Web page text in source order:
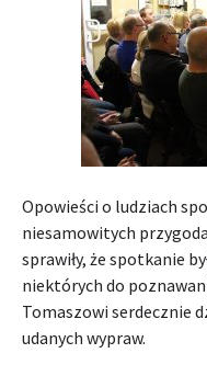
Opowieści o ludziach
niesamowitych
sprawiły, że spotkanie
niektórych do
Tomaszowi serdecznie
udanych wypraw.